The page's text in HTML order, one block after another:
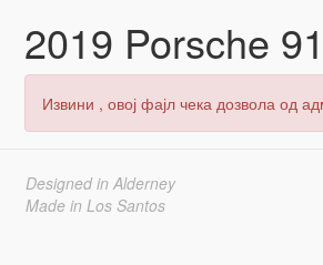
2019 Porsche
Извини , овој фајл чека дозвола од
Designed in Alderney
Made in Los Santos